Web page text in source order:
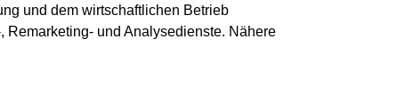
und dem wirtschaftlichen Betrieb
Remarketing- und Analysedienste. Nähere